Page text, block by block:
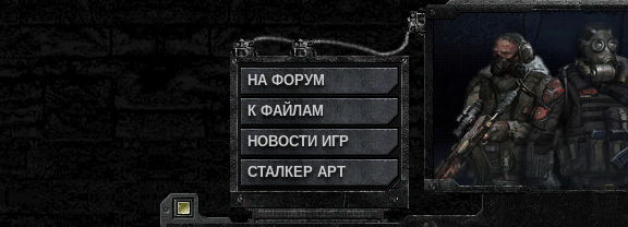
НА ФОРУМ
К ФАЙЛАМ
НОВОСТИ ИГР
СТАЛКЕР АРТ